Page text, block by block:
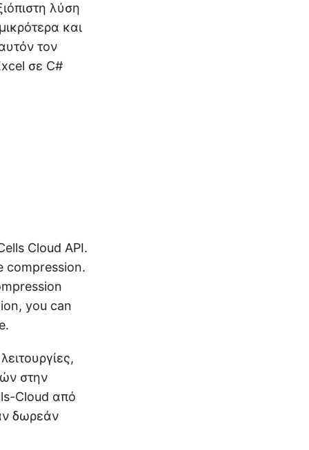
λύση
και
τον
σε C#
Cloud API.
compression.
you can
στην
Cloud από
δωρεάν